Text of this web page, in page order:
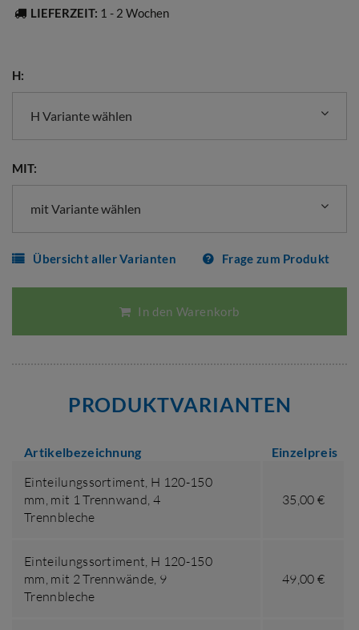
LIEFERZEIT: 1 - 2 Wochen
H:
H Variante wählen
MIT:
mit Variante wählen
Übersicht aller Varianten Frage zum Produkt
In den Warenkorb
PRODUKTVARIANTEN
Artikelbezeichnung Einzelpreis
Einteilungssortiment, H 120-150
mm, mit 1 Trennwand, 4
Trennbleche
35,00 €
Einteilungssortiment, H 120-150
mm, mit 2 Trennwände, 9
Trennbleche
49,00 €